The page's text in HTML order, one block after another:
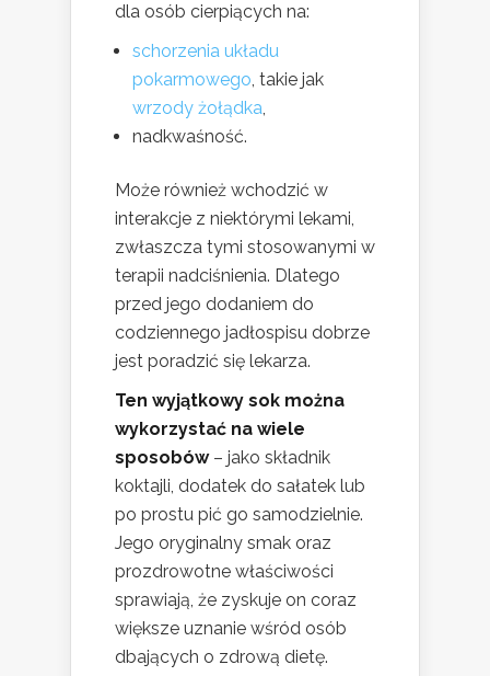
dla osób cierpiących na:
schorzenia układu
pokarmowego, takie jak
wrzody żołądka,
nadkwaśność.
Może również wchodzić w
interakcje z niektórymi lekami,
zwłaszcza tymi stosowanymi w
terapii nadciśnienia. Dlatego
przed jego dodaniem do
codziennego jadłospisu dobrze
jest poradzić się lekarza.
Ten wyjątkowy sok można
wykorzystać na wiele
sposobów– jako składnik
koktajli, dodatek do sałatek lub
po prostu pić go samodzielnie.
Jego oryginalny smak oraz
prozdrowotne właściwości
sprawiają, że zyskuje on coraz
większe uznanie wśród osób
dbających o zdrową dietę.